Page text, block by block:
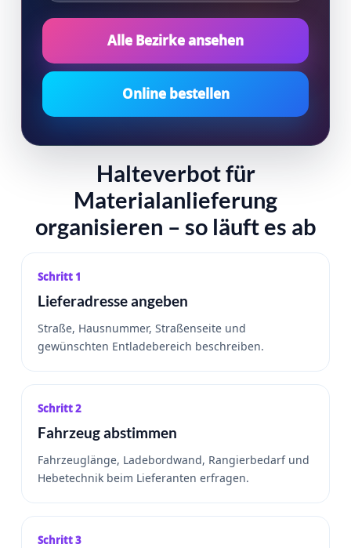
Alle Bezirke ansehen
Online bestellen
Halteverbot für
Materialanlieferung
organisieren – so läuft es ab
Schritt 1
Lieferadresse angeben
Straße, Hausnummer, Straßenseite und
gewünschten Entladebereich beschreiben.
Schritt 2
Fahrzeug abstimmen
Fahrzeuglänge, Ladebordwand, Rangierbedarf und
Hebetechnik beim Lieferanten erfragen.
Schritt 3